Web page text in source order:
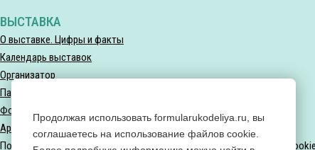
ВЫСТАВКА
О выставке. Цифры и факты
Календарь выставок
Организатор
Партнеры выставки
Фотогалерея
Архив мероприятий
Политика конфиденциальностиПолитика использования файлов Cookie
Продолжая использовать formularukodeliya.ru, вы
соглашаетесь на использование файлов cookie.